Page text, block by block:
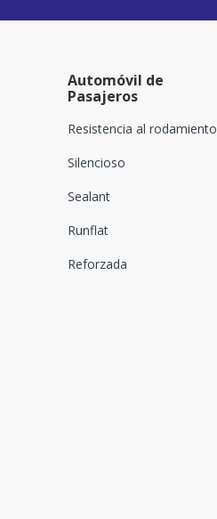
Automóvil de
Pasajeros
Resistencia al rodamiento
Silencioso
Sealant
Runflat
Reforzada